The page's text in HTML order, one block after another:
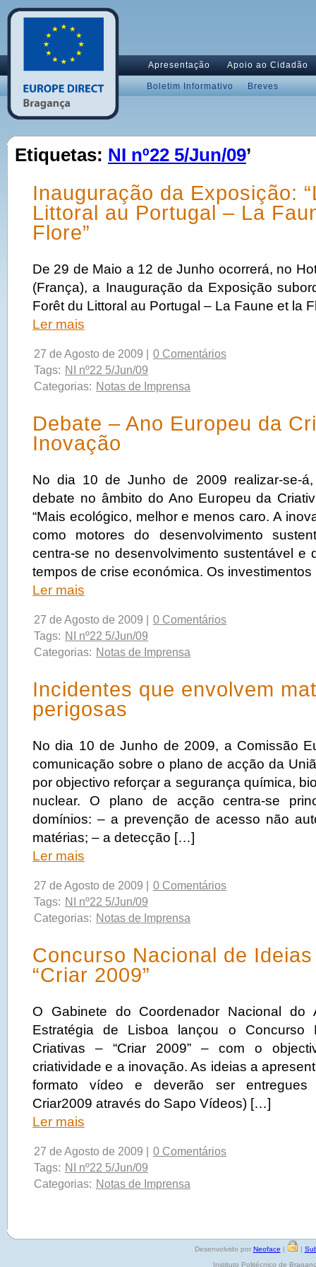
Apresentação Apoio ao Cidadão
Boletim Informativo Breves
Etiquetas: NI nº22 5/Jun/09’
Inauguração da Exposição:
Littoral au Portugal – La
Flore”
De 29 de Maio a 12 de Junho ocorrerá, no
(França), a Inauguração da Exposição
Forêt du Littoral au Portugal – La Faune et la
Ler mais
27 de Agosto de 2009 |
0 Comentários
Tags: NI nº22 5/Jun/09
Categorias: Notas de Imprensa
Debate – Ano Europeu da
Inovação
No dia 10 de Junho de 2009 realizar-se-
debate no âmbito do Ano Europeu da
“Mais ecológico, melhor e menos caro. A
como motores do desenvolvimento
centra-se no desenvolvimento sustentável e
tempos de crise económica. Os
Ler mais
27 de Agosto de 2009 |
0 Comentários
Tags: NI nº22 5/Jun/09
Categorias: Notas de Imprensa
Incidentes que envolvem
perigosas
No dia 10 de Junho de 2009, a Comissão
comunicação sobre o plano de acção da
por objectivo reforçar a segurança química,
nuclear. O plano de acção centra-se
domínios: – a prevenção de acesso não
matérias; – a detecção […]
Ler mais
27 de Agosto de 2009 |
0 Comentários
Tags: NI nº22 5/Jun/09
Categorias: Notas de Imprensa
Concurso Nacional de
“Criar 2009”
O Gabinete do Coordenador Nacional
Estratégia de Lisboa lançou o Concurso
Criativas – “Criar 2009” – com o
criatividade e a inovação. As ideias a
formato vídeo e deverão ser
Criar2009 através do Sapo Vídeos) […]
Ler mais
27 de Agosto de 2009 |
0 Comentários
Tags: NI nº22 5/Jun/09
Categorias: Notas de Imprensa
Desenvolvido por Neoface | |
Instituto Politécnico de